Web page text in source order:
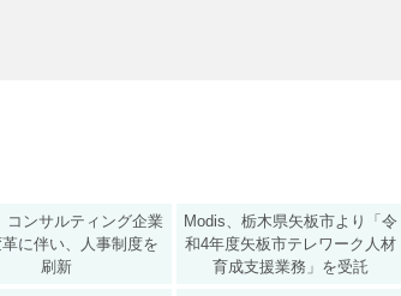
コンサルティング企業
に伴い、人事制度を
刷新
Modis、栃木県矢板市より「令
和4年度矢板市テレワーク人材
育成支援業務」を受託